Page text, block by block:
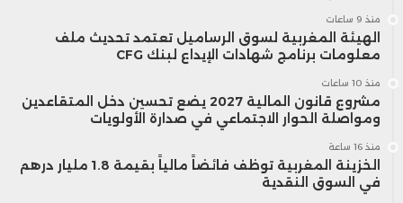
منذ 9 ساعات
الهيئة المغربية لسوق الرساميل تعتمد تحديث ملف
معلومات برنامج شهادات الإيداع لبنك CFG
منذ 10 ساعات
مشروع قانون المالية 2027 يضع تحسين دخل المتقاعدين
ومواصلة الحوار الاجتماعي في صدارة الأولويات
منذ 16 ساعة
الخزينة المغربية توظف فائضاً مالياً بقيمة 1.8 مليار درهم
في السوق النقدية